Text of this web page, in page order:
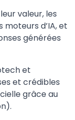
valeur, les
d’IA, et
générées
et
et crédibles
grâce au